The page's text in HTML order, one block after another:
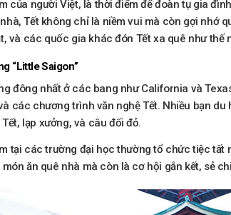
của người Việt, là thời điểm để đoàn tụ gia
Tết không chỉ là niềm vui mà còn gợi nhớ
và các quốc gia khác đón Tết xa quê như thế
“Little Saigon”
đông nhất ở các bang như California và
các chương trình văn nghệ Tết. Nhiều bạn
lạp xưởng, và câu đối đỏ.
tại các trường đại học thường tổ chức tiệc
ăn quê nhà mà còn là cơ hội gắn kết, sẻ